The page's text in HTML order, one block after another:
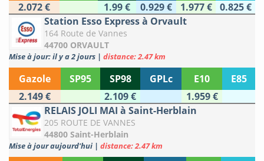
2.072 €
1.99 € 0.929 € 1.977 €
0.825 €
Station Esso Express à Orvault
164 Route de Vannes
44700 ORVAULT
Mise à jour: il y a 2 jours | distance: 2.47 km
Gazole SP95 SP98 GPLc E10
E85
2.149 €
2.109 €
1.959 €
RELAIS JOLI MAI à Saint-Herblain
205 ROUTE DE VANNES
44800 Saint-Herblain
Mise à jour aujourd'hui | distance: 2.47 km